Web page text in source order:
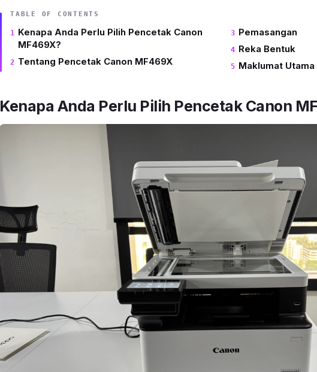
TABLE OF CONTENTS
Kenapa Anda Perlu Pilih Pencetak Canon
MF469X?
Tentang Pencetak Canon MF469X
Pemasangan
Reka Bentuk
Maklumat Utama
Kenapa Anda Perlu Pilih Pencetak Canon